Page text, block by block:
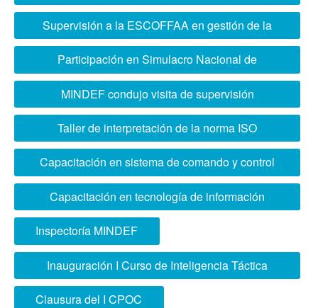
Brasil
Supervisión a la ESCOFFAA en gestión de la
calidad educativa
Participación en Simulacro Nacional de
Multipeligro
MINDEF condujo visita de supervisión
académica a ESCOFFAA
Taller de interpretación de la norma ISO
21001:2018
Capacitación en sistema de comando y control
“Wiracocha”
Capacitación en tecnología de información
geoespacial
Inspectoría MINDEF
Inauguración I Curso de Inteligencia Táctica
Conjunta
Clausura del I CPOC